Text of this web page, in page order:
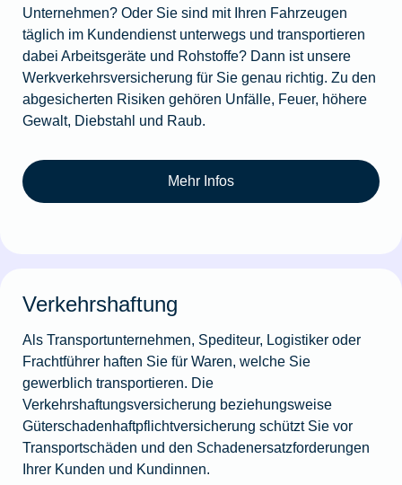
Unternehmen? Oder Sie sind mit Ihren Fahrzeugen
täglich im Kundendienst unterwegs und transportieren
dabei Arbeitsgeräte und Rohstoffe? Dann ist unsere
Werkverkehrsversicherung für Sie genau richtig. Zu den
abgesicherten Risiken gehören Unfälle, Feuer, höhere
Gewalt, Diebstahl und Raub.
Mehr Infos
Verkehrshaftung
Als Transportunternehmen, Spediteur, Logistiker oder
Frachtführer haften Sie für Waren, welche Sie
gewerblich transportieren. Die
Verkehrshaftungsversicherung beziehungsweise
Güterschadenhaftpflichtversicherung schützt Sie vor
Transportschäden und den Schadenersatzforderungen
Ihrer Kunden und Kundinnen.